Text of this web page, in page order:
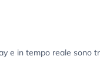
e in tempo reale sono